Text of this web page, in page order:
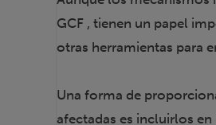
GCF , tienen un papel
otras herramientas para
Una forma de
afectadas es incluirlos